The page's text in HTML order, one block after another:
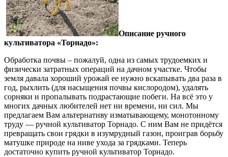
Описание ручного
культиватора «Торнадо»:
Обработка почвы – пожалуй, одна из самых трудоемких и
физически затратных операций на дачном участке. Чтобы
земля давала хороший урожай ее нужно вскапывать два раза в
год, рыхлить (для насыщения почвы кислородом), удалять
сорняки и пропалывать подрастающие побеги. На всё это у
многих дачных любителей нет ни времени, ни сил. Мы
предлагаем Вам альтернативу изматывающему, монотонному
труду — ручной культиватор Торнадо. С ним Вам не придётся
превращать свои грядки в изумрудный газон, проиграв борьбу
матушке природе на ниве ухода за грядками. Теперь
достаточно купить ручной культиватор Торнадо.